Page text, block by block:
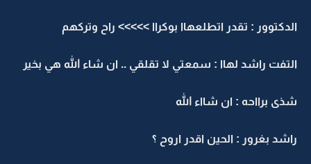
الدكتوور : تقدر اتطلعهاا بوكراا >>>>> راح وتركهم
التفت راشد لهاا : سمعتي لا تقلقي .. ان شاء الله هي بخير
شذى برااحه : ان شااء الله
راشد بغرور : الحين اقدر اروح ؟